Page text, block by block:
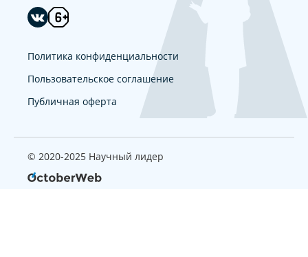
Политика конфиденциальности
Пользовательское соглашение
Публичная оферта
© 2020-2025 Научный лидер